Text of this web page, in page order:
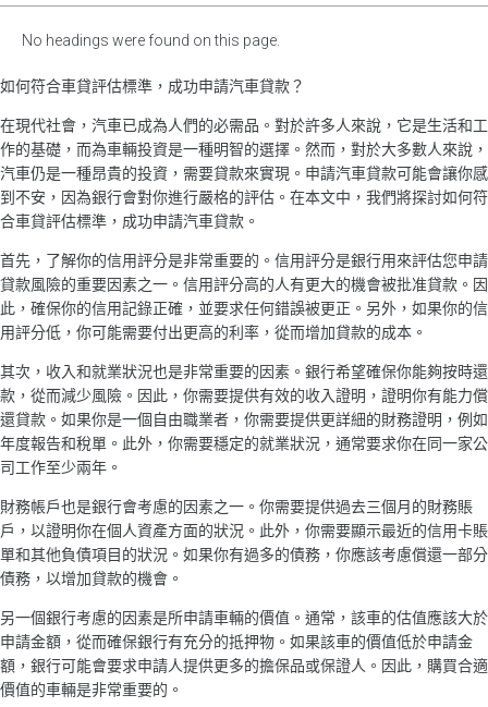
No headings were found on this page.
如何符合車貸評估標準，成功申請汽車貸款？
在現代社會，汽車已成為人們的必需品。對於許多人來說，它是生活和工
作的基礎，而為車輛投資是一種明智的選擇。然而，對於大多數人來說，
汽車仍是一種昂貴的投資，需要貸款來實現。申請汽車貸款可能會讓你感
到不安，因為銀行會對你進行嚴格的評估。在本文中，我們將探討如何符
合車貸評估標準，成功申請汽車貸款。
首先，了解你的信用評分是非常重要的。信用評分是銀行用來評估您申請
貸款風險的重要因素之一。信用評分高的人有更大的機會被批准貸款。因
此，確保你的信用記錄正確，並要求任何錯誤被更正。另外，如果你的信
用評分低，你可能需要付出更高的利率，從而增加貸款的成本。
其次，收入和就業狀況也是非常重要的因素。銀行希望確保你能夠按時還
款，從而減少風險。因此，你需要提供有效的收入證明，證明你有能力償
還貸款。如果你是一個自由職業者，你需要提供更詳細的財務證明，例如
年度報告和稅單。此外，你需要穩定的就業狀況，通常要求你在同一家公
司工作至少兩年。
財務帳戶也是銀行會考慮的因素之一。你需要提供過去三個月的財務賬
戶，以證明你在個人資產方面的狀況。此外，你需要顯示最近的信用卡賬
單和其他負債項目的狀況。如果你有過多的債務，你應該考慮償還一部分
債務，以增加貸款的機會。
另一個銀行考慮的因素是所申請車輛的價值。通常，該車的估值應該大於
申請金額，從而確保銀行有充分的抵押物。如果該車的價值低於申請金
額，銀行可能會要求申請人提供更多的擔保品或保證人。因此，購買合適
價值的車輛是非常重要的。